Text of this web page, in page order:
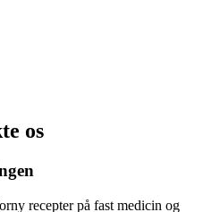
os
recepter på fast medicin og